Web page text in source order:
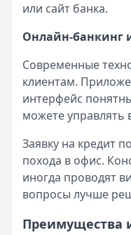
или сайт банка.
Онлайн-банкинг
Современные
клиентам.
интерфейс
можете управлять
Заявку на кредит
похода в офис.
иногда проводят
вопросы лучше
Преимущества